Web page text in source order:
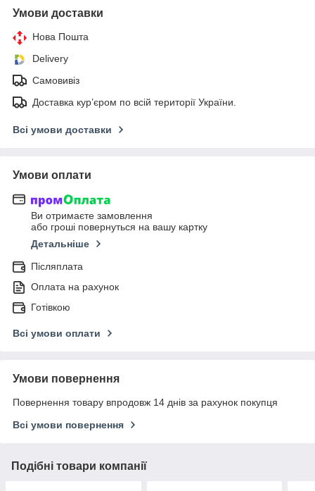
Умови доставки
Нова Пошта
Delivery
Самовивіз
Доставка кур’єром по всій території України.
Всі умови доставки
Умови оплати
Ви отримаєте замовлення
або гроші повернуться на вашу картку
Детальніше
Післяплата
Оплата на рахунок
Готівкою
Всі умови оплати
Умови повернення
Повернення товару впродовж 14 днів за рахунок покупця
Всі умови повернення
Подібні товари компанії